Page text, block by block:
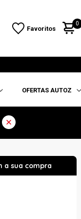
Favoritos
0
OFERTAS AUTOZ